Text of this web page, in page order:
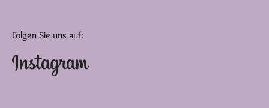
Folgen Sie uns auf: